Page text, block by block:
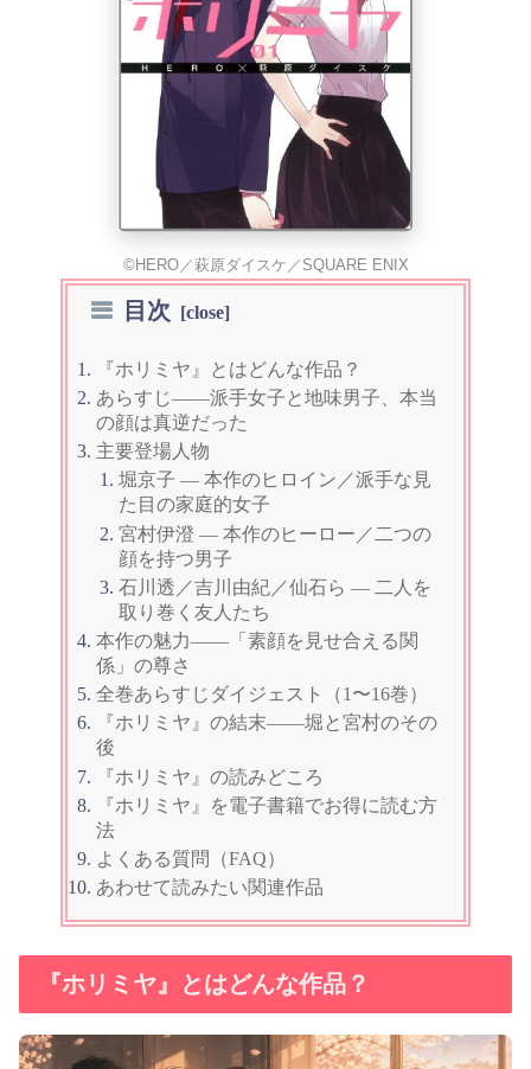
©HERO／萩原ダイスケ／SQUARE ENIX
目次
『ホリミヤ』とはどんな作品？
あらすじ——派手女子と地味男子、本当
の顔は真逆だった
主要登場人物
堀京子 — 本作のヒロイン／派手な見
た目の家庭的女子
宮村伊澄 — 本作のヒーロー／二つの
顔を持つ男子
石川透／吉川由紀／仙石ら — 二人を
取り巻く友人たち
本作の魅力——「素顔を見せ合える関
係」の尊さ
全巻あらすじダイジェスト（1〜16巻）
『ホリミヤ』の結末——堀と宮村のその
後
『ホリミヤ』の読みどころ
『ホリミヤ』を電子書籍でお得に読む方
法
よくある質問（FAQ）
あわせて読みたい関連作品
『ホリミヤ』とはどんな作品？